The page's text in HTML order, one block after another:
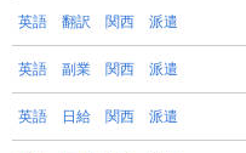
英語 翻訳 関西 派遣
英語 副業 関西 派遣
英語 日給 関西 派遣